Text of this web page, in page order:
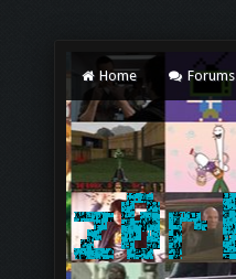
Home Forums